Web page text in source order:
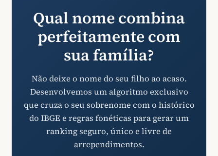
Qual nome combina
perfeitamente com
sua família?
Não deixe o nome do seu filho ao acaso.
Desenvolvemos um algoritmo exclusivo
que cruza o seu sobrenome com o histórico
do IBGE e regras fonéticas para gerar um
ranking seguro, único e livre de
arrependimentos.